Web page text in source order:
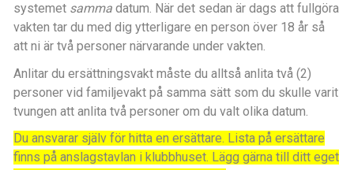
systemet samma datum. När det sedan är dags att fullgöra
vakten tar du med dig ytterligare en person över 18 år så
att ni är två personer närvarande under vakten.
Anlitar du ersättningsvakt måste du alltså anlita två (2)
personer vid familjevakt på samma sätt som du skulle varit
tvungen att anlita två personer om du valt olika datum.
Du ansvarar själv för hitta en ersättare. Lista på ersättare
finns på anslagstavlan i klubbhuset. Lägg gärna till ditt eget